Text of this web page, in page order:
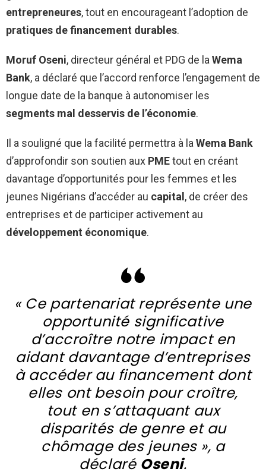
entrepreneures, tout en encourageant l’adoption de
pratiques de financement durables.
Moruf Oseni, directeur général et PDG de laWema
Bank, a déclaré que l’accord renforce l’engagement de
longue date de la banque à autonomiser les
segments mal desservis de l’économie.
Il a souligné que la facilité permettra à laWema Bank
d’approfondir son soutien aux PMEtout en créant
davantage d’opportunités pour les femmes et les
jeunes Nigérians d’accéder au capital , de créer des
entreprises et de participer activement au
développement économique.
« Ce partenariat représente une
opportunité significative
d’accroître notre impact en
aidant davantage d’entreprises
à accéder au financement dont
elles ont besoin pour croître,
tout en s’attaquant aux
disparités de genre et au
chômage des jeunes », a
déclaré Oseni.